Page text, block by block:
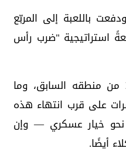
باللعبة إلى المربّع
استراتيجية "ضرب رأس
من منطقه السابق، وما
على قرب انتهاء هذه
نحو خيار عسكري — وإن
أيضًا.